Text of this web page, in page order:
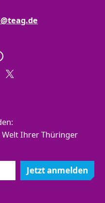
Welt Ihrer Thüringer
Jetzt anmelden